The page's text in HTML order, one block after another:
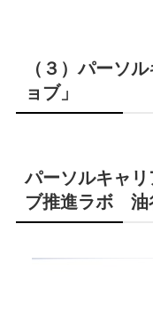
（３）パーソ
ョブ」
パーソルキャ
ブ推進ラボ 油